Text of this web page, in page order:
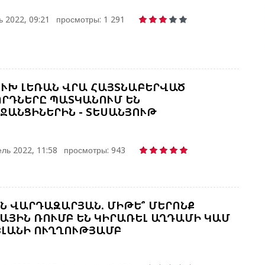
2022, 09:21
просмотры: 1 291
ԼԵՌԱՆ ՎՐԱ ՀԱՅՏՆԱԲԵՐՎԱԾ
ՊԱՏԿԱՆՈՒՄ ԵՆ
- ՏԵՍԱՆՅՈՒԹ
2022, 11:58
просмотры: 943
ՎԱՐԴԱԶԱՐՅԱՆ. ՄԻԹԵ՞ ՄԵՐՈՆՔ
ՌՈՒՄԲ ԵՆ ԿԻՐԱՌԵԼ ԱՂԴԱՄԻ ԿԱՄ
ՈՒՂՂՈՒԹՅԱՄԲ